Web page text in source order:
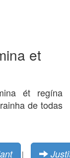
et
ét regína
de todas
|